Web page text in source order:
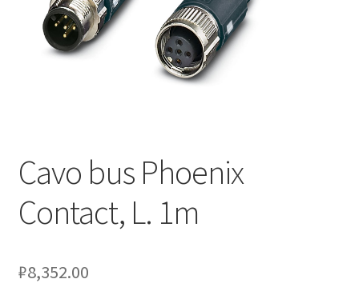
Оформление заказа
Подтверждение заказа
Cavo bus Phoenix
Contact, L. 1m
₽8,352.00